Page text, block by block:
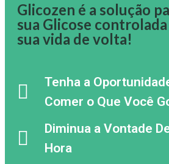
Glicozen é a solução
sua Glicose
sua vida de volta!
Tenha a
Comer o Que Você
Diminua a Vontade
Hora